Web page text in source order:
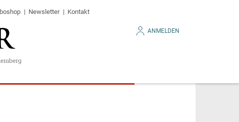
Newsletter Kontakt
ANMELDEN